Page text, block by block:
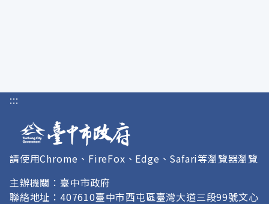
:::
請使用Chrome、FireFox、Edge、Safari等瀏覽器瀏覽
主辦機關：臺中市政府
聯絡地址：407610臺中市西屯區臺灣大道三段99號文心